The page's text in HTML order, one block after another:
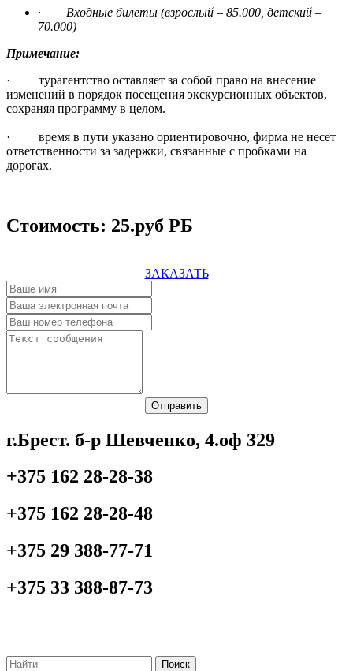
· Входные билеты (взрослый – 85.000, детский –
70.000)
Примечание:
· турагентство оставляет за собой право на внесение
изменений в порядок посещения экскурсионных объектов,
сохраняя программу в целом.
· время в пути указано ориентировочно, фирма не несет
ответственности за задержки, связанные с пробками на
дорогах.
Стоимость: 25.руб РБ
ЗАКАЗАТЬ
Отправить
г.Брест. б-р Шевченко, 4.оф 329
+375 162 28-28-38
+375 162 28-28-48
+375 29 388-77-71
+375 33 388-87-73
Поиск